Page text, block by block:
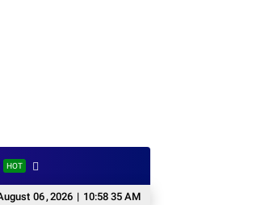
HOT
06,2026 | 10:58 36 AM
Waspada Hujan dan Petir